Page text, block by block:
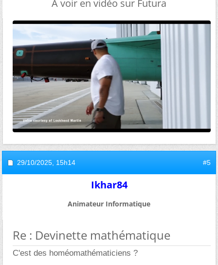
A voir en vidéo sur Futura
29/10/2025, 15h14 #5
Ikhar84
Animateur Informatique
Re : Devinette mathématique
C'est des homéomathématiciens ?